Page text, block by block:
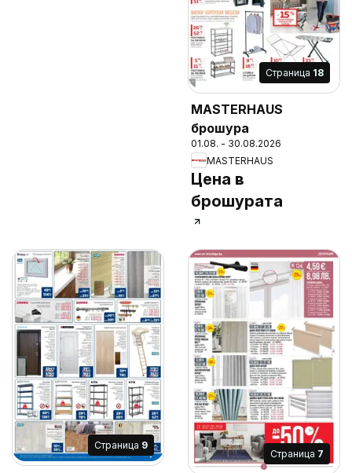
Cтраница 18
MASTERHAUS
брошура
01.08. - 30.08.2026
MASTERHAUS
Цена в
брошурата
Cтраница 9
Cтраница 7